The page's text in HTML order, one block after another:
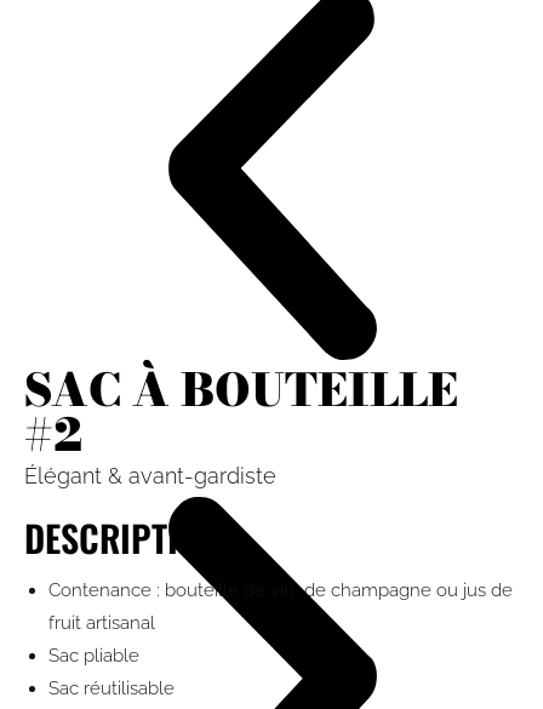
SAC À BOUTEILLE
#2
Élégant & avant-gardiste
DESCRIPTION
Contenance : bouteille de vin, de champagne ou jus de
fruit artisanal
Sac pliable
Sac réutilisable